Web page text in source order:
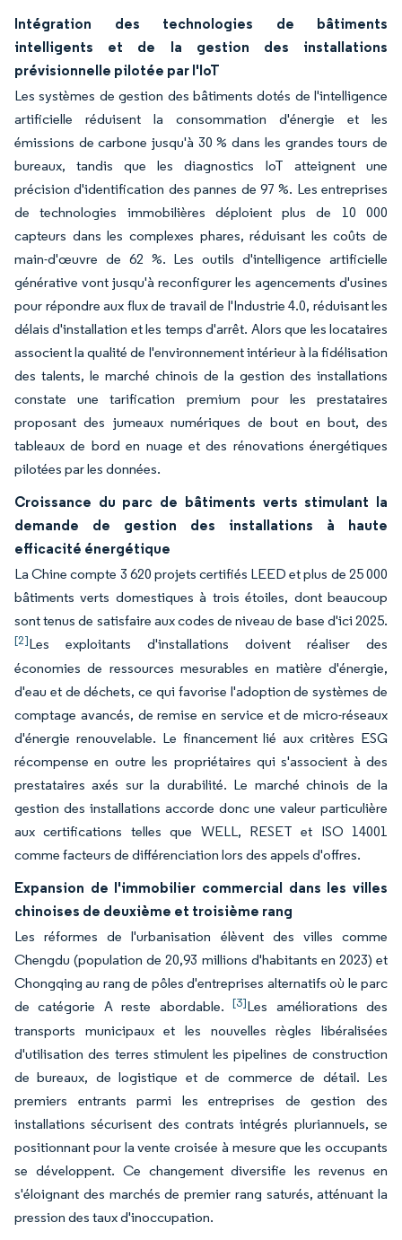
Intégration des technologies de bâtiments
intelligents et de la gestion des installations
prévisionnelle pilotée par l'IoT
Les systèmes de gestion des bâtiments dotés de l'intelligence
artificielle réduisent la consommation d'énergie et les
émissions de carbone jusqu'à 30 % dans les grandes tours de
bureaux, tandis que les diagnostics IoT atteignent une
précision d'identification des pannes de 97 %. Les entreprises
de technologies immobilières déploient plus de 10 000
capteurs dans les complexes phares, réduisant les coûts de
main-d'œuvre de 62 %. Les outils d'intelligence artificielle
générative vont jusqu'à reconfigurer les agencements d'usines
pour répondre aux flux de travail de l'Industrie 4.0, réduisant les
délais d'installation et les temps d'arrêt. Alors que les locataires
associent la qualité de l'environnement intérieur à la fidélisation
des talents, le marché chinois de la gestion des installations
constate une tarification premium pour les prestataires
proposant des jumeaux numériques de bout en bout, des
tableaux de bord en nuage et des rénovations énergétiques
pilotées par les données.
Croissance du parc de bâtiments verts stimulant la
demande de gestion des installations à haute
efficacité énergétique
La Chine compte 3 620 projets certifiés LEED et plus de 25 000
bâtiments verts domestiques à trois étoiles, dont beaucoup
sont tenus de satisfaire aux codes de niveau de base d'ici 2025.
[2]Les exploitants d'installations doivent réaliser des
économies de ressources mesurables en matière d'énergie,
d'eau et de déchets, ce qui favorise l'adoption de systèmes de
comptage avancés, de remise en service et de micro-réseaux
d'énergie renouvelable. Le financement lié aux critères ESG
récompense en outre les propriétaires qui s'associent à des
prestataires axés sur la durabilité. Le marché chinois de la
gestion des installations accorde donc une valeur particulière
aux certifications telles que WELL, RESET et ISO 14001
comme facteurs de différenciation lors des appels d'offres.
Expansion de l'immobilier commercial dans les villes
chinoises de deuxième et troisième rang
Les réformes de l'urbanisation élèvent des villes comme
Chengdu (population de 20,93 millions d'habitants en 2023) et
Chongqing au rang de pôles d'entreprises alternatifs où le parc
de catégorie A reste abordable.[3]Les améliorations des
transports municipaux et les nouvelles règles libéralisées
d'utilisation des terres stimulent les pipelines de construction
de bureaux, de logistique et de commerce de détail. Les
premiers entrants parmi les entreprises de gestion des
installations sécurisent des contrats intégrés pluriannuels, se
positionnant pour la vente croisée à mesure que les occupants
se développent. Ce changement diversifie les revenus en
s'éloignant des marchés de premier rang saturés, atténuant la
pression des taux d'inoccupation.